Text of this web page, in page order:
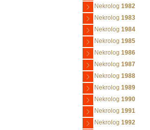
Nekrolog 1982
Nekrolog 1983
Nekrolog 1984
Nekrolog 1985
Nekrolog 1986
Nekrolog 1987
Nekrolog 1988
Nekrolog 1989
Nekrolog 1990
Nekrolog 1991
Nekrolog 1992